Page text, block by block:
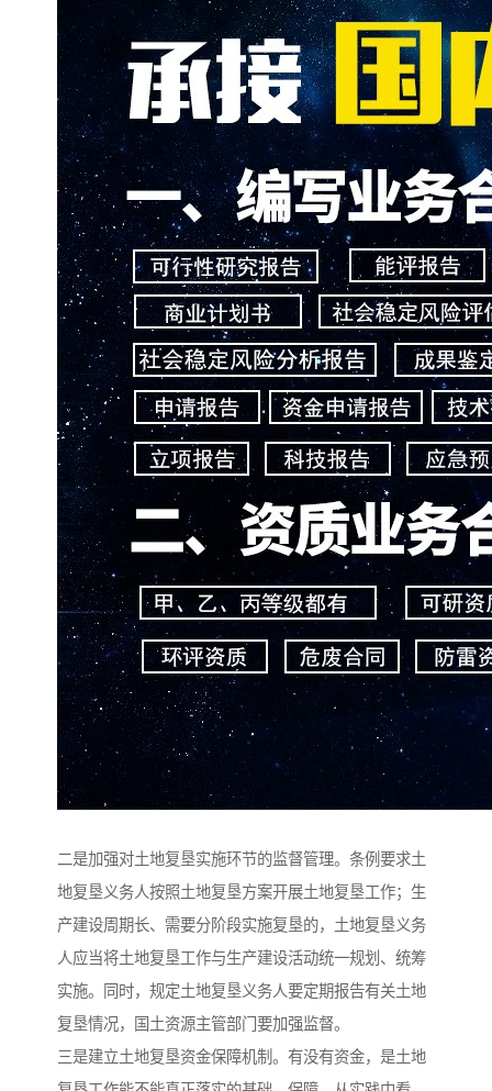
二是加强对土地复垦实施环节的监督管理。条例要求土
地复垦义务人按照土地复垦方案开展土地复垦工作；生
产建设周期长、需要分阶段实施复垦的，土地复垦义务
人应当将土地复垦工作与生产建设活动统一规划、统筹
实施。同时，规定土地复垦义务人要定期报告有关土地
复垦情况，国土资源主管部门要加强监督。
三是建立土地复垦资金保障机制。有没有资金，是土地